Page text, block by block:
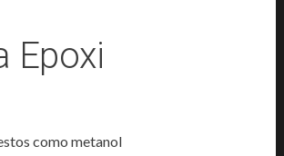
Epoxi
como metanol